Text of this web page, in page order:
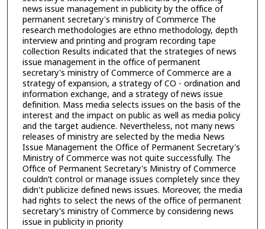
news issue management in publicity by the office of
permanent secretary's ministry of Commerce The
research methodologies are ethno methodology, depth
interview and printing and program recording tape
collection Results indicated that the strategies of news
issue management in the office of permanent
secretary's ministry of Commerce of Commerce are a
strategy of expansion, a strategy of CO - ordination and
information exchange, and a strategy of news issue
definition. Mass media selects issues on the basis of the
interest and the impact on public as well as media policy
and the target audience. Nevertheless, not many news
releases of ministry are selected by the media News
Issue Management the Office of Permanent Secretary's
Ministry of Commerce was not quite successfully. The
Office of Permanent Secretary's Ministry of Commerce
couldn’t control or manage issues completely since they
didn't publicize defined news issues. Moreover, the media
had rights to select the news of the office of permanent
secretary's ministry of Commerce by considering news
issue in publicity in priority